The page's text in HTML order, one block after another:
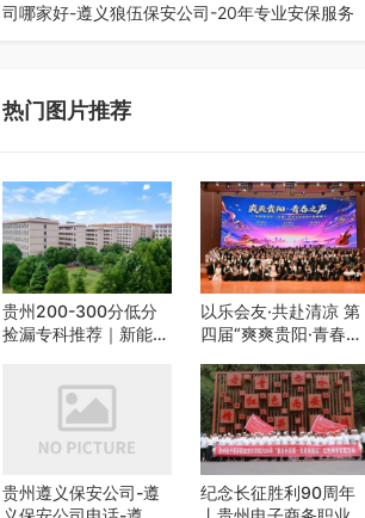
司哪家好-遵义狼伍保安公司-20年专业安保服务
热门图片推荐
贵州200-300分低分
捡漏专科推荐｜新能源
以乐会友·共赴清凉 第
四届“爽爽贵阳·青春之
启动
贵州遵义保安公司-遵
纪念长征胜利90周年